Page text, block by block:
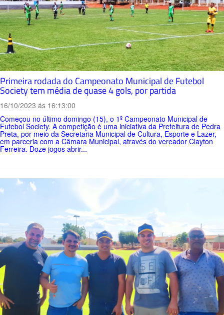
Primeira rodada do Campeonato Municipal de Futebol
Society tem média de quase 4 gols, por partida
16/10/2023 ás 16:13:00
Começou no último domingo (15), o 1º Campeonato Municipal de
Futebol Society. A competição é uma iniciativa da Prefeitura de Pedra
Preta, por meio da Secretaria Municipal de Cultura, Esporte e Lazer,
em parceria com a Câmara Municipal, através do vereador Clayton
Ferreira. Doze jogos abrir...